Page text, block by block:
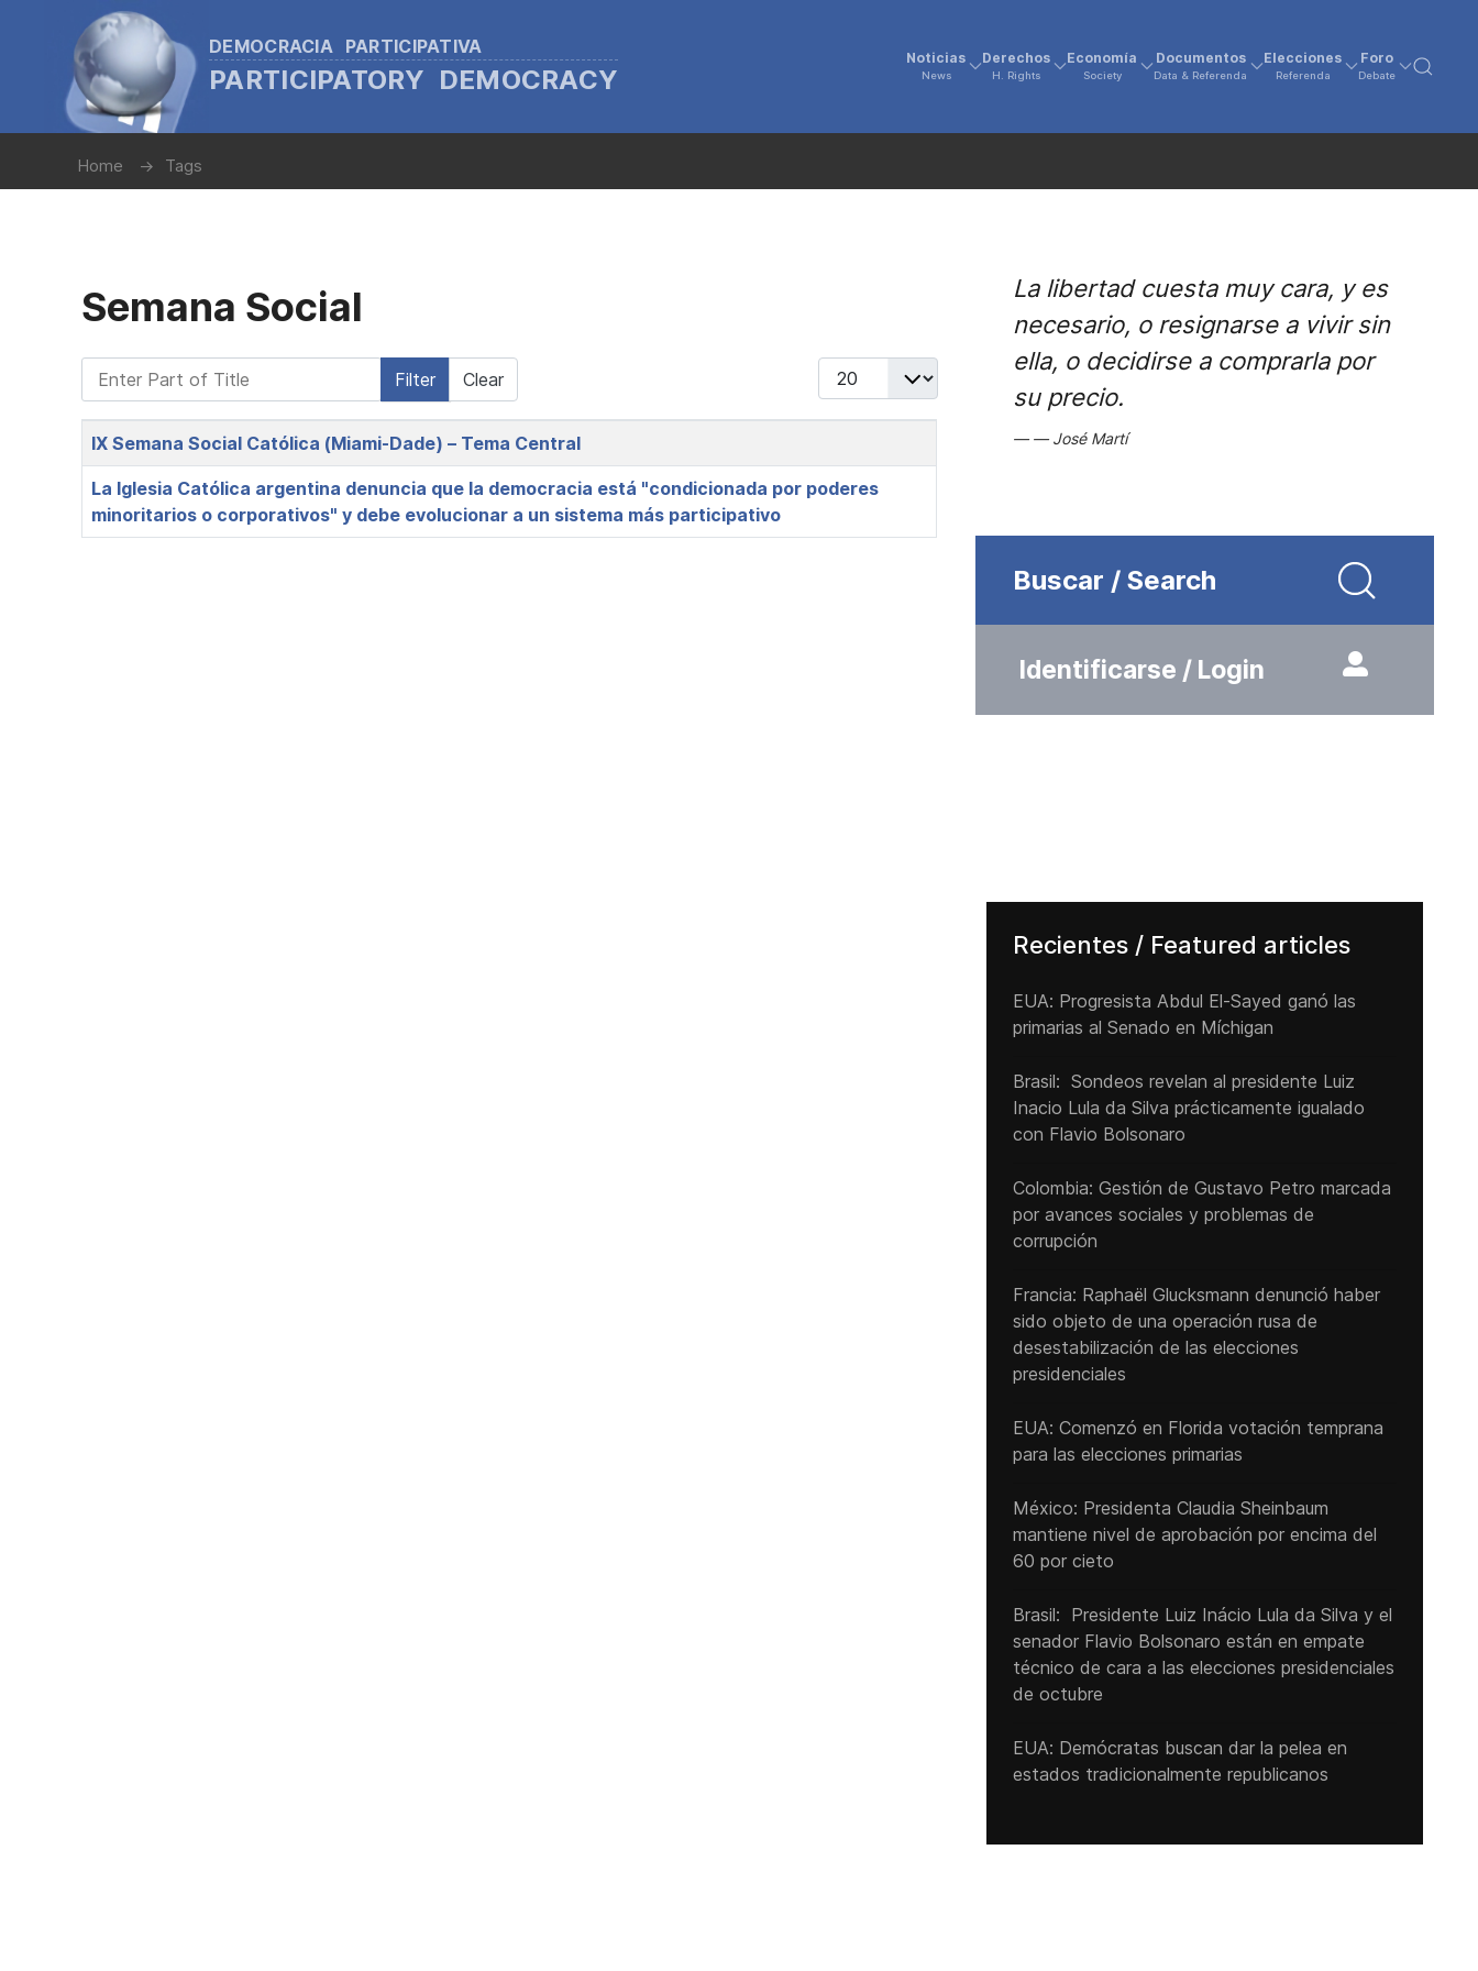
DEMOCRACIA PARTICIPATIVA
PARTICIPATORY DEMOCRACY
Noticias
News
Derechos
H. Rights
Economía
Society
Documentos
Data & Referenda
Elecciones
Referenda
Foro
Debate
Home Tags
Semana Social
Enter Part of Title Filter Clear Display #
Title
IX Semana Social Católica (Miami-Dade) – Tema Central
La Iglesia Católica argentina denuncia que la democracia está "condicionada por poderes
minoritarios o corporativos" y debe evolucionar a un sistema más participativo
La libertad cuesta muy cara, y es
necesario, o resignarse a vivir sin
ella, o decidirse a comprarla por
su precio.
José Martí
Buscar / Search
Identificarse / Login
Recientes / Featured articles
EUA: Progresista Abdul El-Sayed ganó las
primarias al Senado ‌en Míchigan
Brasil: Sondeos revelan al presidente Luiz
Inacio Lula da Silva prácticamente igualado
con Flavio Bolsonaro
Colombia: Gestión de Gustavo Petro marcada
por avances sociales y problemas de
corrupción
Francia: Raphaël Glucksmann denunció haber
sido objeto de una operación rusa de
desestabilización de las elecciones
presidenciales
EUA: Comenzó en Florida votación temprana
para las elecciones primarias
México: Presidenta Claudia Sheinbaum
mantiene nivel de aprobación por encima del
60 por cieto
Brasil: Presidente Luiz Inácio Lula da Silva y el
senador Flavio ‌Bolsonaro están en empate
técnico de cara a las ‌elecciones presidenciales
de octubre
EUA: Demócratas buscan dar la pelea en
estados tradicionalmente republicanos